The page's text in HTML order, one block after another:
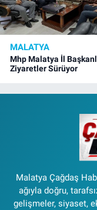
MALATYA
Mhp Malatya İl
Ziyaretler Sürüyor
Malatya Çağdaş
ağıyla doğru,
gelişmeler, siyaset,